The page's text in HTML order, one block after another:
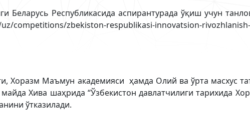
Беларусь Республикасида аспирантурада ўқиш учун
zbekiston-respublikasi-innovatsion-rivozhlanish-
Хоразм Маъмун академияси ҳамда Олий ва ўрта масхус
Хива шаҳрида “Ўзбекистон давлатчилиги тарихида
ўтказилади.